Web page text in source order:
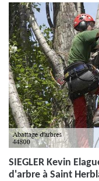
SIEGLER Kevin
d'arbre à Saint